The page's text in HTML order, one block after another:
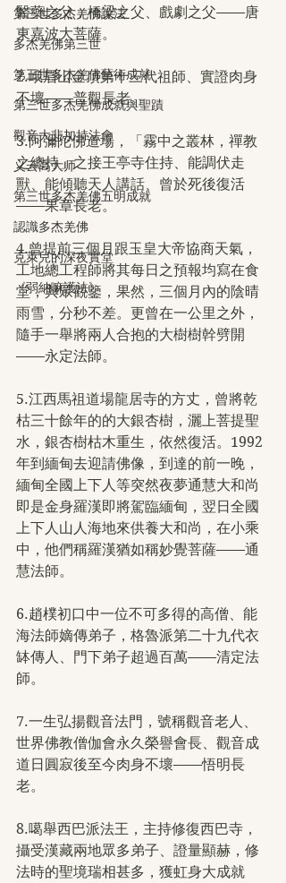
第三世多杰羌佛說法
多杰羌佛第三世
第三世多杰羌佛藝術成就
第三世多杰羌佛成就與聖蹟
觀音大悲加持法會
义云高大师
第三世多杰羌佛五明成就
認識多杰羌佛
克萊兒的深夜實堂
《弱納嘛護法》
醫藥之父，橋梁之父、戲劇之父——唐
東嘉波大菩薩。
2.峨眉山金頂第十三代祖師、實證肉身
不壞——普觀長老。
3.阿彌陀佛道場，「霧中之叢林，禪教
之總持」之接王亭寺住持、能調伏走
獸、能傾聽天人講話、曾於死後復活
——果章長老。
4.曾提前三個月跟玉皇大帝協商天氣，
工地總工程師將其每日之預報均寫在食
堂，與眾觀鑒，果然，三個月內的陰晴
雨雪，分秒不差。更曾在一公里之外，
隨手一舉將兩人合抱的大樹樹幹劈開
——永定法師。
5.江西馬祖道場龍居寺的方丈，曾將乾
枯三十餘年的的大銀杏樹，灑上菩提聖
水，銀杏樹枯木重生，依然復活。1992
年到緬甸去迎請佛像，到達的前一晚，
緬甸全國上下人等突然夜夢通慧大和尚
即是金身羅漢即將駕臨緬甸，翌日全國
上下人山人海地來供養大和尚，在小乘
中，他們稱羅漢猶如稱妙覺菩薩——通
慧法師。
6.趙樸初口中一位不可多得的高僧、能
海法師嫡傳弟子，格魯派第二十九代衣
缽傳人、門下弟子超過百萬——清定法
師。
7.一生弘揚觀音法門，號稱觀音老人、
世界佛教僧伽會永久榮譽會長、觀音成
道日圓寂後至今肉身不壞——悟明長
老。
8.噶舉西巴派法王，主持修復西巴寺，
攝受漢藏兩地眾多弟子、證量顯赫，修
法時的聖境瑞相甚多，獲虹身大成就